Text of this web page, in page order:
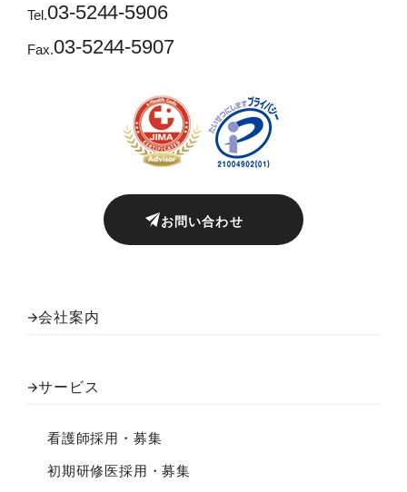
Tel.03-5244-5906
Fax.03-5244-5907
お問い合わせ
会社案内
サービス
看護師採用・募集
初期研修医採用・募集